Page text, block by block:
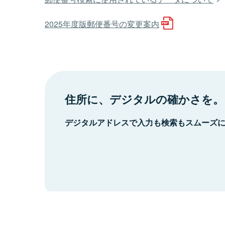
2025年度版郵便番号の変更案内
住所に、デジタルの確かさを。
デジタルアドレスで入力も検索もスムーズ